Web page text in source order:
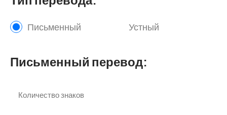
Письменный Устный
Письменный перевод: